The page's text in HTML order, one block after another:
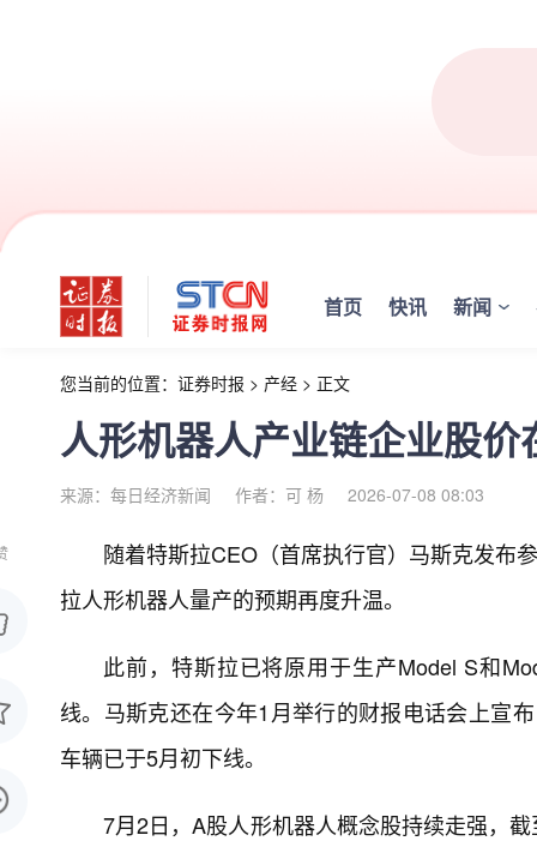
首页 快讯 新闻
您当前的位置： 证券时报 > 产经 > 正文
人形机器人产业链企业股
来源：每日经济新闻 作者：可 杨 2026-07-08 08:03
随着特斯拉CEO（首席执行官）马斯克发布
拉人形机器人量产的预期再度升温。
此前，特斯拉已将原用于生产Model S和
线。马斯克还在今年1月举行的财报电话会上宣
车辆已于5月初下线。
7月2日，A股人形机器人概念股持续走强，